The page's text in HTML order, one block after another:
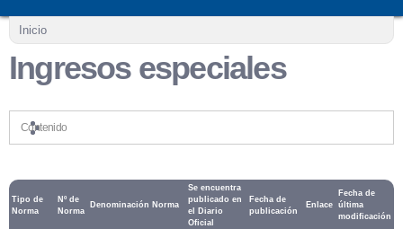
Se encuentra usted aquí
Inicio
Ingresos especiales
Contenido
Tipo de
Norma
Nº de
Norma
Denominación Norma
Se encuentra
publicado en
el Diario
Oficial
Fecha de
publicación
Enlace
Fecha de
última
modificación